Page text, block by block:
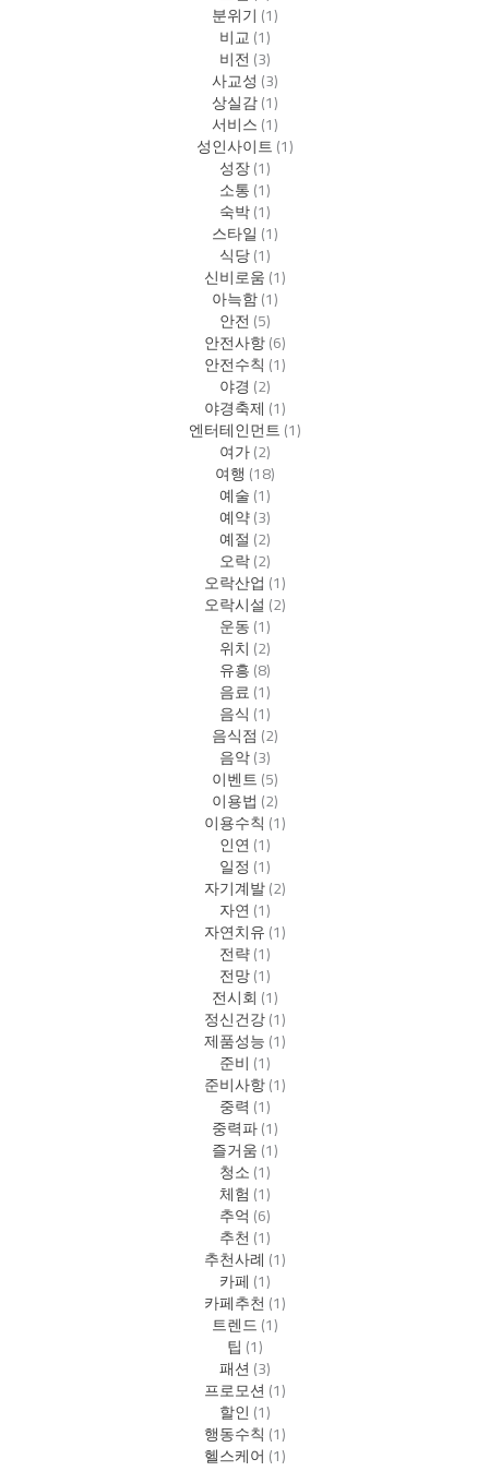
분위기 (1)
비교(1)
비전(3)
사교성 (3)
상실감(1)
서비스(1)
성인사이트(1)
성장(1)
소통(1)
숙박(1)
스타일 (1)
식당(1)
신비로움(1)
아늑함(1)
안전(5)
안전사항(6)
안전수칙 (1)
야경 (2)
야경축제 (1)
엔터테인먼트(1)
여가(2)
여행 (18)
예술(1)
예약(3)
예절 (2)
오락(2)
오락산업 (1)
오락시설 (2)
운동(1)
위치 (2)
유흥(8)
음료(1)
음식 (1)
음식점 (2)
음악(3)
이벤트(5)
이용법 (2)
이용수칙 (1)
인연(1)
일정 (1)
자기계발(2)
자연(1)
자연치유(1)
전략(1)
전망(1)
전시회 (1)
정신건강(1)
제품성능(1)
준비 (1)
준비사항(1)
중력 (1)
중력파(1)
즐거움(1)
청소(1)
체험 (1)
추억 (6)
추천(1)
추천사례 (1)
카페 (1)
카페추천(1)
트렌드(1)
팁 (1)
패션(3)
프로모션(1)
할인(1)
행동수칙 (1)
헬스케어 (1)